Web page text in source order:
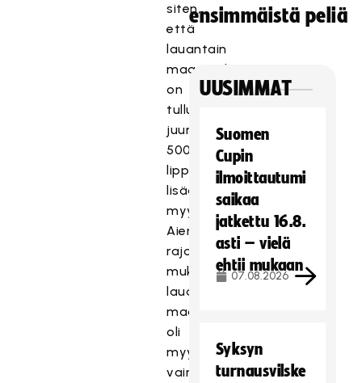
siten,
että
lauantain
maaotteluun
on
tullut
juuri
500
lippua
lisää
myyntiin.
Aiempien
rajoitusten
mukaan
lauantain
maaotteluun
oli
myynnissä
vain
ensimmäistä peliä
UUSIMMAT
Suomen
Cupin
ilmoittautumi
saikaa
jatkettu 16.8.
asti – vielä
ehtii mukaan
07.08.2026
Syksyn
turnausvilske